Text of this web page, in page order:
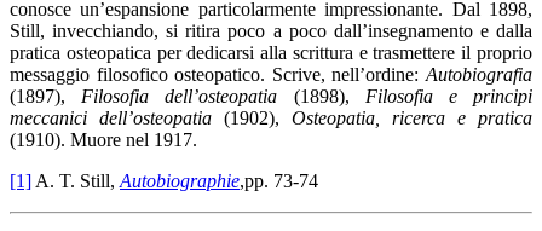
conosce un’espansione particolarmente impressionante. Dal 1898,
Still, invecchiando, si ritira poco a poco dall’insegnamento e dalla
pratica osteopatica per dedicarsi alla scrittura e trasmettere il proprio
messaggio filosofico osteopatico. Scrive, nell’ordine: Autobiografia
(1897), Filosofia dell’osteopatia (1898), Filosofia e principi
meccanici dell’osteopatia (1902), Osteopatia, ricerca e pratica
(1910). Muore nel 1917.
[1] A. T. Still, Autobiographie,pp. 73-74